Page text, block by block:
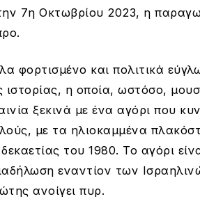
7η Οκτωβρίου 2023, η
φορτισμένο και πολιτικά
ιστορίας, η οποία, ωστόσο,
ξεκινά με ένα αγόρι που
με τα ηλιοκαμμένα
του 1980. Το αγόρι
εναντίον των
ανοίγει πυρ.